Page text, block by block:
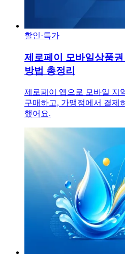
할인·특가
제로페이 모바일상품권
방법 총정리
제로페이 앱으로 모바일 지
구매하고, 가맹점에서 결제
했어요.